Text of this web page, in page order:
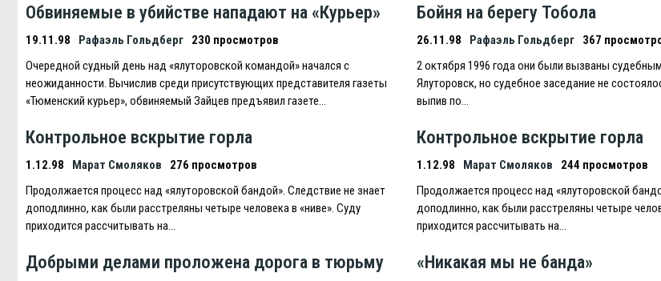
Обвиняемые в убийстве нападают на «Курьер»
19.11.98 Рафаэль Гольдберг
230 просмотров
Очередной судный день над «ялуторовской командой» начался с
неожиданности. Вычислив среди присутствующих представителя газеты
«Тюменский курьер», обвиняемый Зайцев предъявил газете…
Бойня на берегу Тобола
26.11.98 Рафаэль Гольдберг
367
2 октября 1996 года они были вызваны
Ялуторовск, но судебное заседание не
выпив по…
Контрольное вскрытие горла
1.12.98 Марат Смоляков
276 просмотров
Продолжается процесс над «ялуторовской бандой». Следствие не знает
доподлинно, как были расстреляны четыре человека в «ниве». Суду
приходится рассчитывать на…
Контрольное вскрытие горла
1.12.98 Марат Смоляков
244 просмотров
Продолжается процесс над «ялуторовской
доподлинно, как были расстреляны четыре
приходится рассчитывать на…
Добрыми делами проложена дорога в тюрьму «Никакая мы не банда»